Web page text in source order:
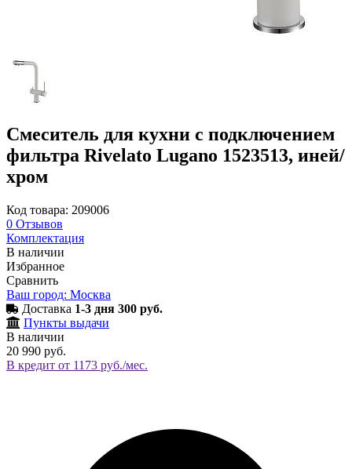
Смеситель для кухни с подключением
фильтра Rivelato Lugano 1523513, иней/
хром
Код товара: 209006
0 Отзывов
Комплектация
В наличии
Избранное
Сравнить
Ваш город: Москва
Доставка 1-3 дня 300 руб.
Пункты выдачи
В наличии
20 990 руб.
В кредит от 1173 руб./мес.